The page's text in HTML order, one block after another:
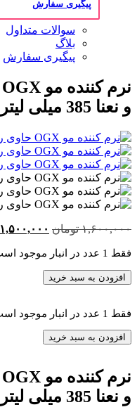
پیگیری سفارش
سوالات متداول
بلاگ
پیگیری سفارش
و نعنا 385 میلی لیتر
۱,۶۰۰,۰۰۰ تومان قیمت
بود.
۱,۵۰۰,۰۰۰
فقط 1 عدد در انبار موجود است
نرم
OGX
حاوی
روغن
و
نعنا
385
افزودن به سبد خرید
فقط 1 عدد در انبار موجود است
نرم
OGX
حاوی
روغن
افزودن به سبد خرید
و نعنا 385 میلی لیتر